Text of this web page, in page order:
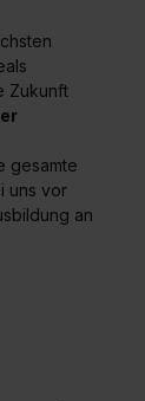
Zukunft
gesamte
uns vor
an